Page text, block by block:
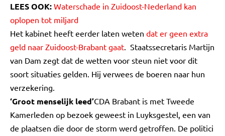
LEES OOK: Waterschade in Zuidoost-Nederland kan
oplopen tot miljard
Het kabinet heeft eerder laten weten dat er geen extra
geld naar Zuidoost-Brabant gaat. Staatssecretaris Martijn
van Dam zegt dat de wetten voor steun niet voor dit
soort situaties gelden. Hij verwees de boeren naar hun
verzekering.
‘Groot menselijk leed’CDA Brabant is met Tweede
Kamerleden op bezoek geweest in Luyksgestel, een van
de plaatsen die door de storm werd getroffen. De politici